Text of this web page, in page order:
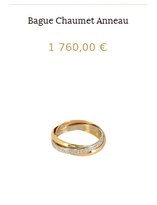
Bague Chaumet Anneau
1 760,00 €